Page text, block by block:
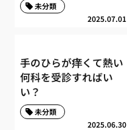
2025.07.01
未分類
手のひらが痒くて熱い
何科を受診すればい
い？
2025.06.30
未分類